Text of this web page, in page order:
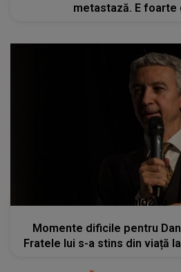
metastază. E foarte
kanald2.ro
Momente dificile pentru
Fratele lui s-a stins din viață